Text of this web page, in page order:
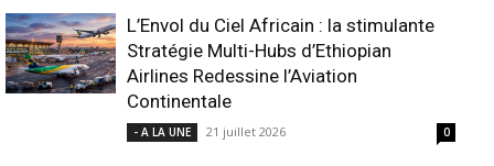
L’Envol du Ciel Africain : la stimulante
Stratégie Multi-Hubs d’Ethiopian
Airlines Redessine l’Aviation
Continentale
- A LA UNE 21 juillet 2026 0